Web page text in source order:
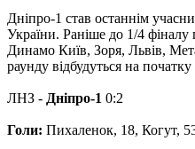
Дніпро-1 став останнім
України. Раніше до 1/4
Динамо Київ, Зоря, Львів,
раунду відбудуться на
ЛНЗ - Дніпро-1 0:2
Голи: Пихаленок, 18, Когут,